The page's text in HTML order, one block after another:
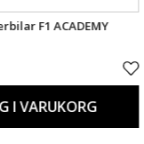
F1 ACADEMY
I VARUKORG